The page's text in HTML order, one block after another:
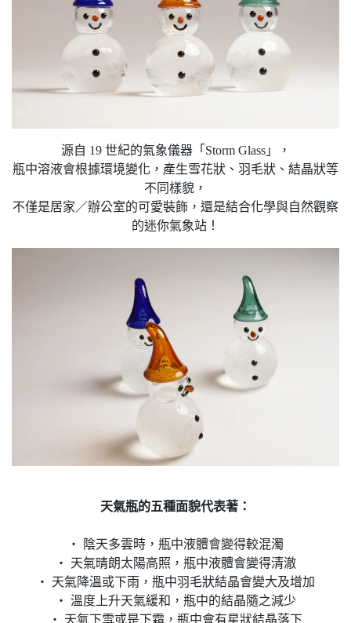
源自 19 世紀的氣象儀器「Storm Glass」，
瓶中溶液會根據環境變化，產生雪花狀、羽毛狀、結晶狀等
不同樣貌，
不僅是居家／辦公室的可愛裝飾，還是結合化學與自然觀察
的迷你氣象站！
天氣瓶的五種面貌代表著：
‧ 陰天多雲時，瓶中液體會變得較混濁
‧ 天氣晴朗太陽高照，瓶中液體會變得清澈
‧ 天氣降溫或下雨，瓶中羽毛狀結晶會變大及增加
‧ 溫度上升天氣緩和，瓶中的結晶隨之減少
‧ 天氣下雪或是下霜，瓶中會有星狀結晶落下